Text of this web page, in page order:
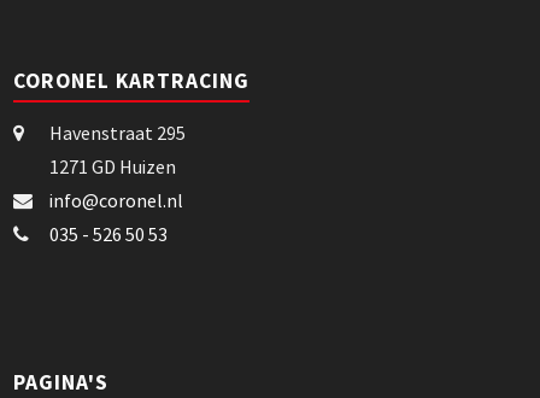
CORONEL KARTRACING
Havenstraat 295
1271 GD Huizen
info@coronel.nl
035 - 526 50 53
PAGINA'S